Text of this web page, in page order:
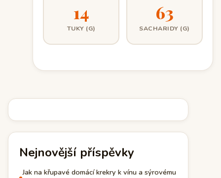
14
TUKY (G)
63
SACHARIDY (G)
Nejnovější příspěvky
Jak na křupavé domácí krekry k vínu a sýrovému